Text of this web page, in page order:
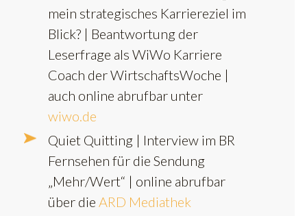
mein strategisches Karriereziel im
Blick? | Beantwortung der
Leserfrage als WiWo Karriere
Coach der WirtschaftsWoche |
auch online abrufbar unter
wiwo.de
Quiet Quitting | Interview im BR
Fernsehen für die Sendung
„Mehr/Wert“ | online abrufbar
über die ARD Mediathek